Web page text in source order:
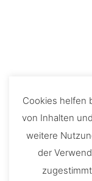
Cookies helfen
von Inhalten
weitere
der